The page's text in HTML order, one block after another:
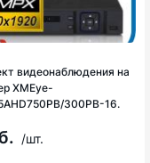
видеонаблюдения на
XMEye-
300PB-16.
/шт.